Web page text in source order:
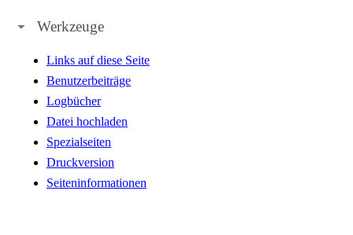
Werkzeuge
Links auf diese Seite
Benutzerbeiträge
Logbücher
Datei hochladen
Spezialseiten
Druckversion
Seiteninformationen